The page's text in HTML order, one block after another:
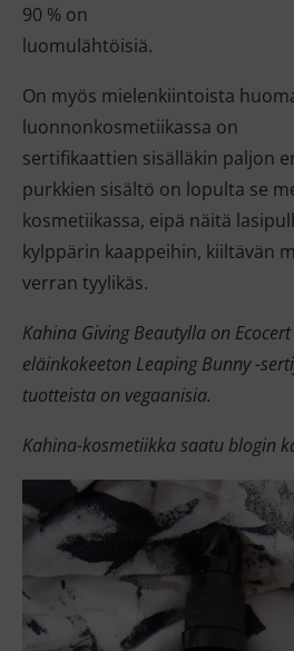
90 % on
luomulähtöisiä.
On myös mielenkiintoista
luonnonkosmetiikassa on
sertifikaattien sisälläkin paljon
purkkien sisältö on lopulta se
kosmetiikassa, eipä näitä
kylppärin kaappeihin, kiiltävän
verran tyylikäs.
Kahina Giving Beautylla on
eläinkokeeton Leaping Bunny -
tuotteista on vegaanisia.
Kahina-kosmetiikka saatu blogin